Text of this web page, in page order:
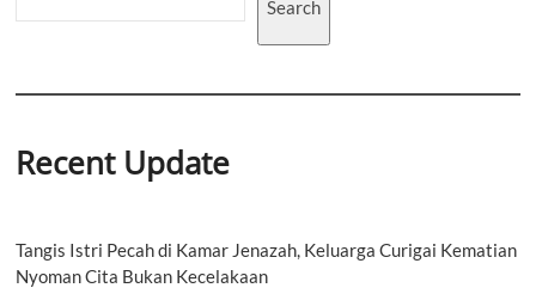
Search
Recent Update
Tangis Istri Pecah di Kamar Jenazah, Keluarga Curigai Kematian
Nyoman Cita Bukan Kecelakaan